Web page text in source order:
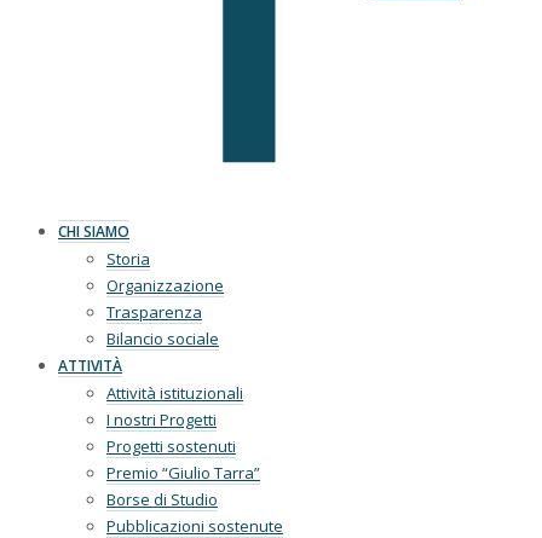
CHI SIAMO
Storia
Organizzazione
Trasparenza
Bilancio sociale
ATTIVITÀ
Attività istituzionali
I nostri Progetti
Progetti sostenuti
Premio “Giulio Tarra”
Borse di Studio
Pubblicazioni sostenute